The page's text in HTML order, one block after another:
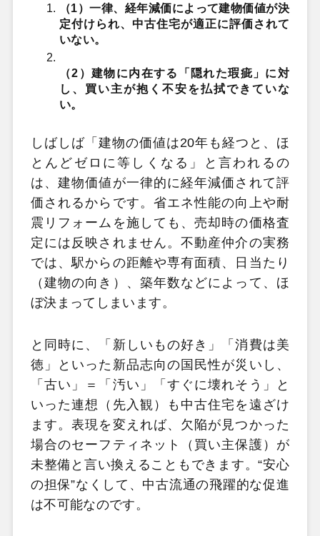
（1）一律、経年減価によって建物価値が決
定付けられ、中古住宅が適正に評価されて
いない。
（2）建物に内在する「隠れた瑕疵」に対
し、買い主が抱く不安を払拭できていな
い。
しばしば「建物の価値は20年も経つと、ほ
とんどゼロに等しくなる」と言われるの
は、建物価値が一律的に経年減価されて評
価されるからです。省エネ性能の向上や耐
震リフォームを施しても、売却時の価格査
定には反映されません。不動産仲介の実務
では、駅からの距離や専有面積、日当たり
（建物の向き）、築年数などによって、ほ
ぼ決まってしまいます。
と同時に、「新しいもの好き」「消費は美
徳」といった新品志向の国民性が災いし、
「古い」＝「汚い」「すぐに壊れそう」と
いった連想（先入観）も中古住宅を遠ざけ
ます。表現を変えれば、欠陥が見つかった
場合のセーフティネット（買い主保護）が
未整備と言い換えることもできます。“安心
の担保”なくして、中古流通の飛躍的な促進
は不可能なのです。